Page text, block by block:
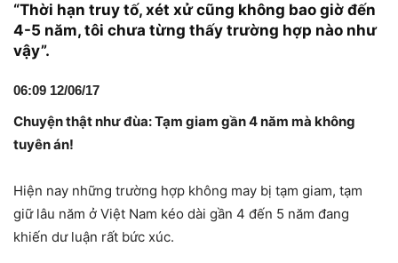
“Thời hạn truy tố, xét xử cũng không bao giờ đến
4-5 năm, tôi chưa từng thấy trường hợp nào như
vậy”.
06:09 12/06/17
Chuyện thật như đùa: Tạm giam gần 4 năm mà không
tuyên án!
Hiện nay những trường hợp không may bị tạm giam, tạm
giữ lâu năm ở Việt Nam kéo dài gần 4 đến 5 năm đang
khiến dư luận rất bức xúc.